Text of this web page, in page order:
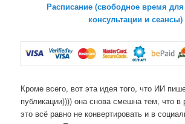
Расписание (свободное время
консультации и сеансы)
Кроме всего, вот эта идея того, что ИИ
публикации)))) она снова смешна тем, что в
это всё равно не конвертировать и в